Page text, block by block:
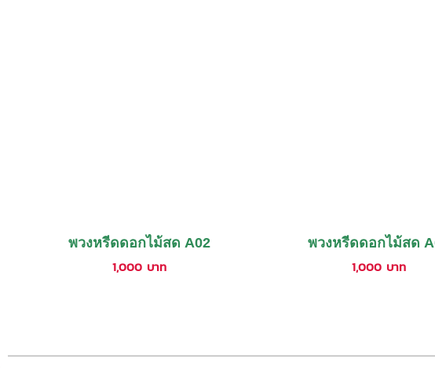
พวงหรีดดอกไม้สด A02
1,000 บาท
พวงหรีดดอกไม้สด
1,000 บาท